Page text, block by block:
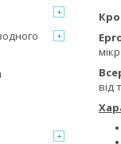
від